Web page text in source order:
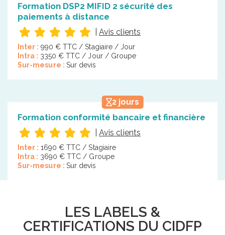
Formation DSP2 MIFID 2 sécurité des
paiements à distance
Avis clients
Inter : 990 € TTC / Stagiaire / Jour
Intra : 3350 € TTC / Jour / Groupe
Sur-mesure : Sur devis
2 jours
Formation conformité bancaire et financière
Avis clients
Inter : 1690 € TTC / Stagiaire
Intra : 3690 € TTC / Groupe
Sur-mesure : Sur devis
LES LABELS &
CERTIFICATIONS DU CIDFP